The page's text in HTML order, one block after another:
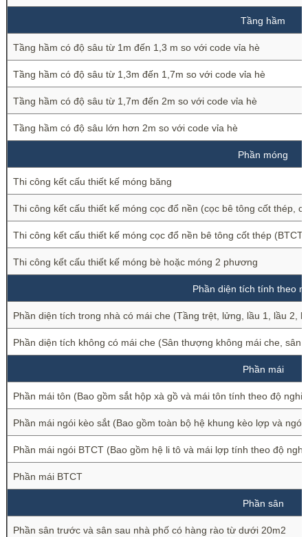
Tầng hầm
Tầng hầm có độ sâu từ 1m đến 1,3 m so với code vỉa hè
Tầng hầm có độ sâu từ 1,3m đến 1,7m so với code vỉa hè
Tầng hầm có độ sâu từ 1,7m đến 2m so với code vỉa hè
Tầng hầm có độ sâu lớn hơn 2m so với code vỉa hè
Phần móng
Thi công kết cấu thiết kế móng băng
Thi công kết cấu thiết kế móng cọc đổ nền (cọc bê tông cốt thép,
Thi công kết cấu thiết kế móng cọc đổ nền bê tông cốt thép
Thi công kết cấu thiết kế móng bè hoặc móng 2 phương
Phần diện tích tính theo
Phần diện tích trong nhà có mái che (Tầng trệt, lửng, lầu 1, lầu 2,
Phần diện tích không có mái che (Sân thượng không mái che, sân
Phần mái
Phần mái tôn (Bao gồm sắt hộp xà gồ và mái tôn tính theo độ
Phần mái ngói kèo sắt (Bao gồm toàn bộ hệ khung kèo lợp và
Phần mái ngói BTCT (Bao gồm hệ li tô và mái lợp tính theo độ
Phần mái BTCT
Phần sân
Phần sân trước và sân sau nhà phố có hàng rào từ dưới 20m2